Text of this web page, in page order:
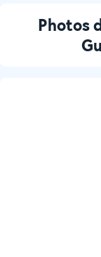
Photos